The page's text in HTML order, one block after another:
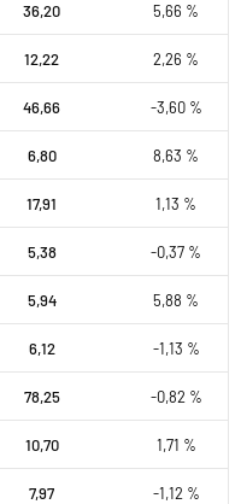
36,20 5,66 %
12,22 2,26 %
46,66 -3,60 %
6,80 8,63 %
17,91 1,13 %
5,38 -0,37 %
5,94 5,88 %
6,12 -1,13 %
78,25 -0,82 %
10,70 1,71 %
7,97 -1,12 %